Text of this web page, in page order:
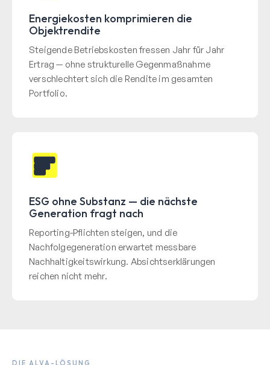
Energiekosten komprimieren die
Objektrendite
Steigende Betriebskosten fressen Jahr für Jahr
Ertrag — ohne strukturelle Gegenmaßnahme
verschlechtert sich die Rendite im gesamten
Portfolio.
ESG ohne Substanz — die nächste
Generation fragt nach
Reporting-Pflichten steigen, und die
Nachfolgegeneration erwartet messbare
Nachhaltigkeitswirkung. Absichtserklärungen
reichen nicht mehr.
DIE ALVA-LÖSUNG